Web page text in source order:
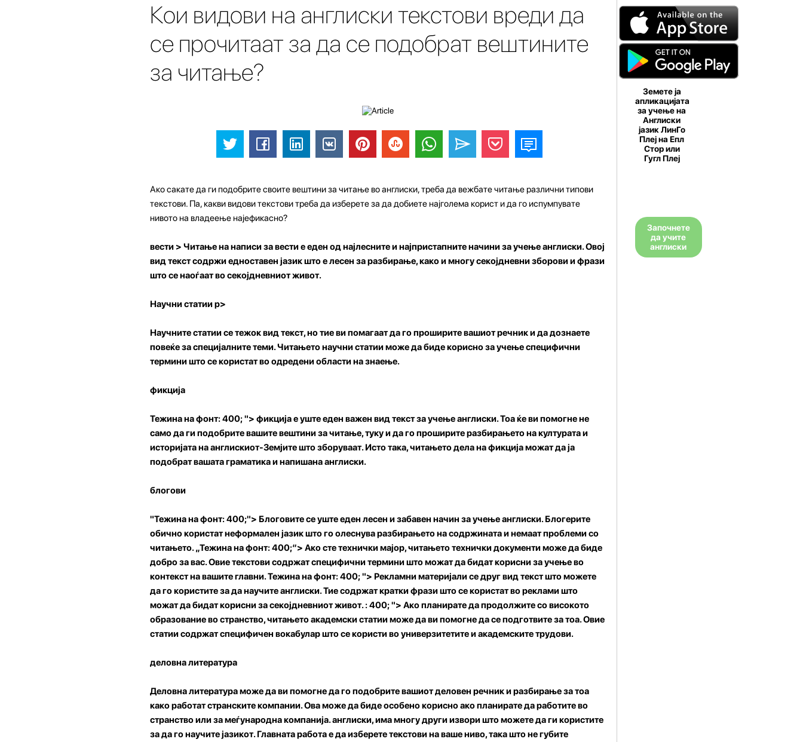
Кои видови на англиски текстови вреди да
се прочитаат за да се подобрат вештините
за читање?
Ако сакате да ги подобрите своите вештини за читање во англиски, треба да вежбате читање различни типови
текстови. Па, какви видови текстови треба да изберете за да добиете најголема корист и да го испумпувате
нивото на владеење најефикасно?
вести > Читање на написи за вести е еден од најлесните и најпристапните начини за учење англиски. Овој
вид текст содржи едноставен јазик што е лесен за разбирање, како и многу секојдневни зборови и фрази
што се наоѓаат во секојдневниот живот.
Научни статииp>
Научните статии се тежок вид текст, но тие ви помагаат да го проширите вашиот речник и да дознаете
повеќе за специјалните теми. Читањето научни статии може да биде корисно за учење специфични
термини што се користат во одредени области на знаење.
фикција
Тежина на фонт: 400; "> фикција е уште еден важен вид текст за учење англиски. Тоа ќе ви помогне не
само да ги подобрите вашите вештини за читање, туку и да го проширите разбирањето на културата и
историјата на англискиот-Земјите што зборуваат. Исто така, читањето дела на фикција можат да ја
подобрат вашата граматика и напишана англиски.
блогови
"Тежина на фонт: 400;"> Блоговите се уште еден лесен и забавен начин за учење англиски. Блогерите
обично користат неформален јазик што го олеснува разбирањето на содржината и немаат проблеми со
читањето. „Тежина на фонт: 400;“> Ако сте технички мајор, читањето технички документи може да биде
добро за вас. Овие текстови содржат специфични термини што можат да бидат корисни за учење во
контекст на вашите главни. Тежина на фонт: 400; "> Рекламни материјали се друг вид текст што можете
да го користите за да научите англиски. Тие содржат кратки фрази што се користат во реклами што
можат да бидат корисни за секојдневниот живот. : 400; "> Ако планирате да продолжите со високото
образование во странство, читањето академски статии може да ви помогне да се подготвите за тоа. Овие
статии содржат специфичен вокабулар што се користи во универзитетите и академските трудови.
деловна литература
Деловна литература може да ви помогне да го подобрите вашиот деловен речник и разбирање за тоа
како работат странските компании. Ова може да биде особено корисно ако планирате да работите во
странство или за меѓународна компанија. англиски, има многу други извори што можете да ги користите
за да го научите јазикот. Главната работа е да изберете текстови на ваше ниво, така што не губите
Земете ја
апликацијата
за учење на
Англиски
јазик ЛинГо
Плеј на Епл
Стор или
Гугл Плеј
Започнете
да учите
англиски